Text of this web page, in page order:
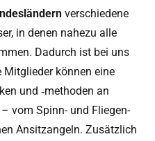
ver­schiedene
in denen nahezu alle
Dadurch ist bei uns
Mit­glieder kön­nen eine
und ‑meth­o­d­en an
vom Spinn- und Fliegen­
Ansitzan­geln. Zusät­zlich